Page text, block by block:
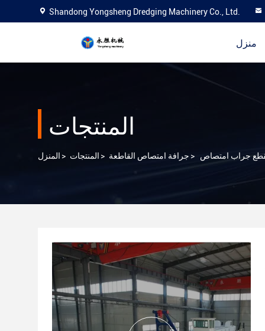
Shandong Yongsheng Dredging Machinery Co., Ltd.
منزل
المنتجات
المنزل > المنتجات > جرافة امتصاص القاطعة >